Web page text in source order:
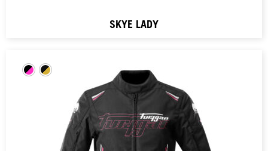
SKYE LADY